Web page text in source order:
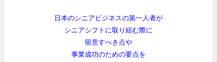
日本のシニアビジネスの第一人者が
シニアシフトに取り組む際に
留意すべき点や
事業成功のための要点を